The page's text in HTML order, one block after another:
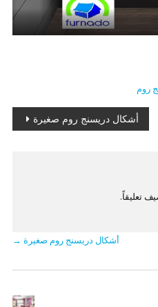
روم
أشكال دريسنج روم صغيرة
تعليقاً.
أشكال دريسنج روم صغيرة →